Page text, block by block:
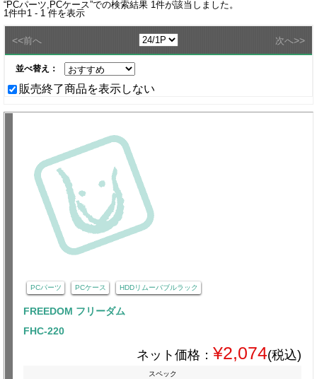
“PCパーツ,PCケース”での検索結果 1件が該当しました。
1件中1 - 1 件を表示
<<前へ 次へ>>
並べ替え：
販売終了商品を表示しない
PCパーツ PCケース HDDリムーバブルラック
FREEDOM フリーダム
FHC-220
ネット価格： ¥2,074(税込)
スペック